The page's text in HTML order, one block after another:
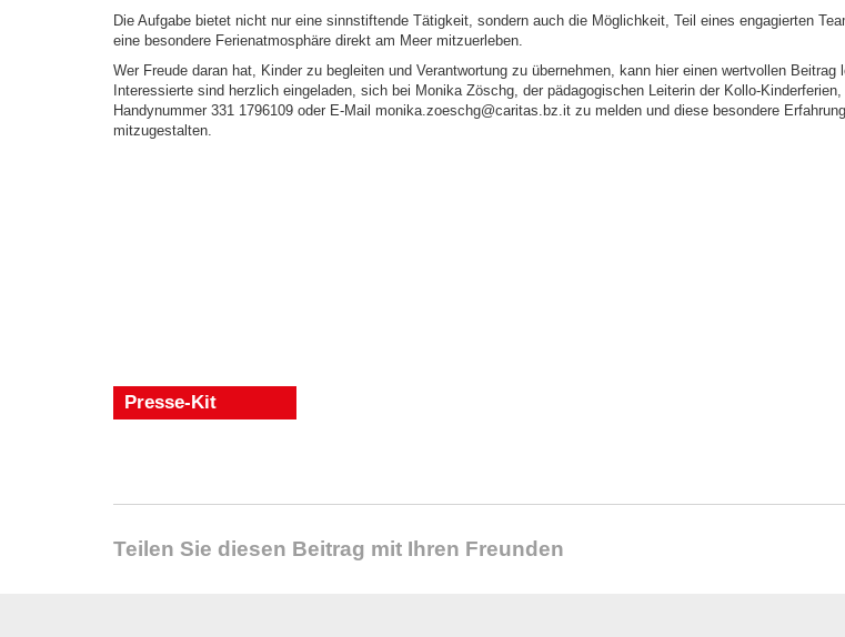
Die Aufgabe bietet nicht nur eine sinnstiftende Tätigkeit, sondern auch die Möglichkeit, Teil eines engagierten
eine besondere Ferienatmosphäre direkt am Meer mitzuerleben.
Wer Freude daran hat, Kinder zu begleiten und Verantwortung zu übernehmen, kann hier einen wertvollen Beitrag
Interessierte sind herzlich eingeladen, sich bei Monika Zöschg, der pädagogischen Leiterin der Kollo-
Handynummer 331 1796109 oder E-Mail monika.zoeschg@caritas.bz.it zu melden und diese besondere Erfahrung
mitzugestalten.
Presse-Kit
Teilen Sie diesen Beitrag mit Ihren Freunden